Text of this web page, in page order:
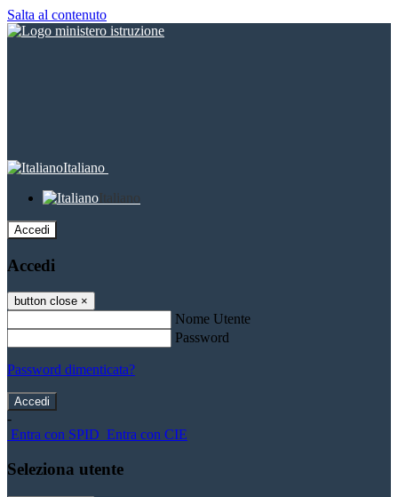
Salta al contenuto
Italiano
Italiano
Accedi
Accedi
button close ×
Nome Utente
Password
Password dimenticata?
-
Entra con SPID Entra con CIE
Seleziona utente